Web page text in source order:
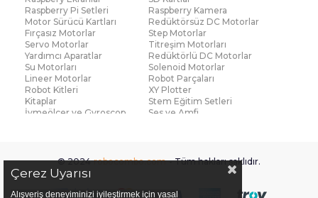
Raspberry Pi Setleri
Raspberry Kamera
Motor Sürücü Kartları
Redüktörsüz DC Motorlar
Fırçasız Motorlar
Step Motorlar
Servo Motorlar
Titreşim Motorları
Yardımcı Aparatlar
Redüktörlü DC Motorlar
Su Motorları
Solenoid Motorlar
Lineer Motorlar
Robot Parçaları
Robot Kitleri
XY Plotter
Kitaplar
Stem Eğitim Setleri
İvmeölçer ve Gyroscop
Ses ve Amfi
Voltaj ve Akım
Titreşim
Basınç ve Kuvvet
Manyetik ve Hall Effect
Mesafe, Çizgi ve Hareket
Sıcaklık ve Nem
© 2024 robocombo.com - Tüm hakları saklıdır.
Çerez Uyarısı
Alışveriş deneyiminizi iyileştirmek için yasal